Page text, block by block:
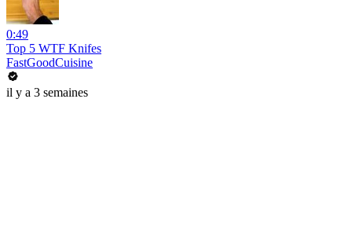
0:49
Top 5 WTF Knifes
FastGoodCuisine
il y a 3 semaines